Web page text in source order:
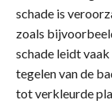
schade is
zoals
schade leidt
tegelen van de
tot verkleurde